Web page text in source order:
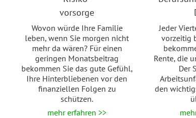
vorsorge
Wovon würde Ihre Familie
leben, wenn Sie morgen nicht
mehr da wären? Für einen
geringen Monatsbeitrag
bekommen Sie das gute Gefühl,
Ihre Hinterbliebenen vor den
finanziellen Folgen zu
schützen.
mehr erfahren >>
Jeder
vorzeitig
Rente, die
Der
den